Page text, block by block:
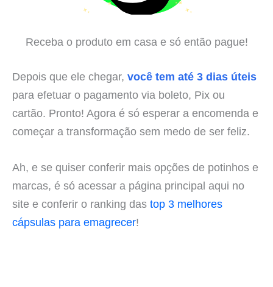
Receba o produto em casa e só então pague!
Depois que ele chegar, você tem até 3 dias úteis
para efetuar o pagamento via boleto, Pix ou
cartão. Pronto! Agora é só esperar a encomenda e
começar a transformação sem medo de ser feliz.
Ah, e se quiser conferir mais opções de potinhos e
marcas, é só acessar a página principal aqui no
site e conferir o ranking das top 3 melhores
cápsulas para emagrecer!